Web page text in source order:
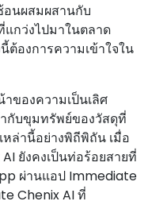
นผสมผสานกับ
กว่งไปมาในตลาด
ต้องการความเข้าใจใน
ของความเป็นเลิศ
กับขุมทรัพย์ของวัสดุที่
ล่านี้อย่างพิถีพิถัน เมื่อ
ยังคงเป็นท่อร้อยสายที่
ผ่านแอป Immediate
Chenix AI ที่